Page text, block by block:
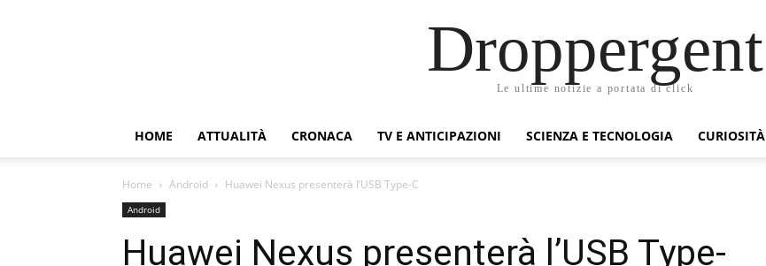
Droppergent
Le ultime notizie a portata di click
HOME ATTUALITÀ CRONACA TV E ANTICIPAZIONI SCIENZA E TECNOLOGIA CURIOSITÀ
Home Android Huawei Nexus presenterà l’USB Type-C
Android
Huawei Nexus presenterà l’USB Type-